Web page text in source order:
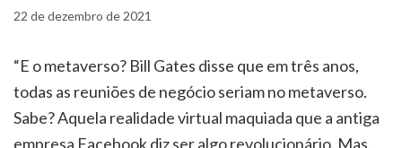
22 de dezembro de 2021
“E o metaverso? Bill Gates disse que em três anos,
todas as reuniões de negócio seriam no metaverso.
Sabe? Aquela realidade virtual maquiada que a antiga
empresa Facebook diz ser algo revolucionário. Mas,